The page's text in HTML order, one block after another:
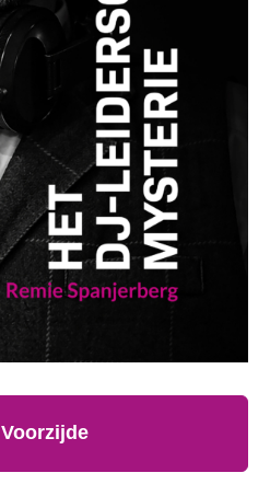
Voorzijde